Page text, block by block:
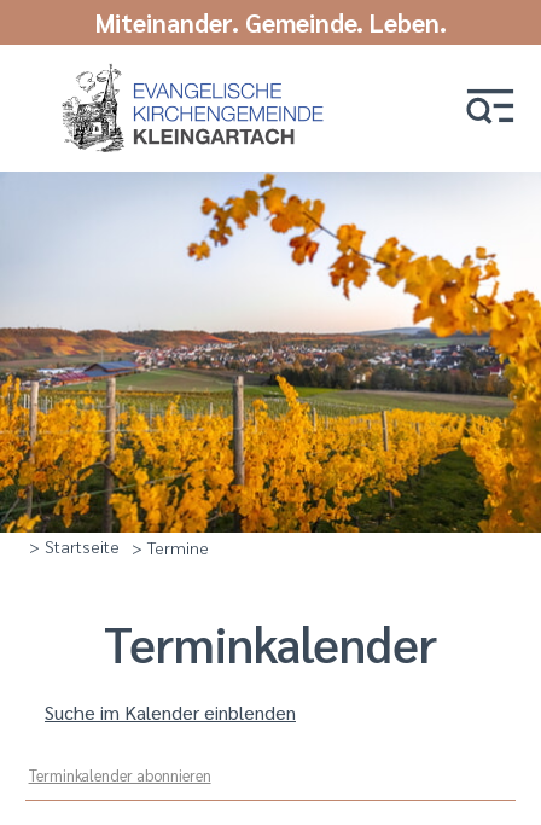
Miteinander. Gemeinde. Leben.
> Startseite > Termine
Termin­kalender
Suche im Kalender einblenden
Terminkalender abonnieren